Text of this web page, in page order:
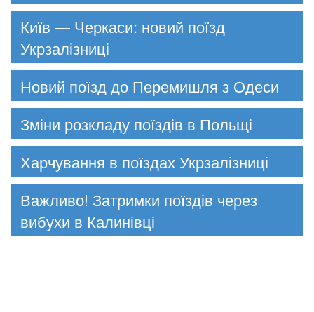
Київ — Черкаси: новий поїзд
Укрзалізниці
Новий поїзд до Перемишля з Одеси
Зміни розкладу поїздів в Польщі
Харчування в поїздах Укрзалізниці
Важливо! Затримки поїздів через
вибухи в Калинівці